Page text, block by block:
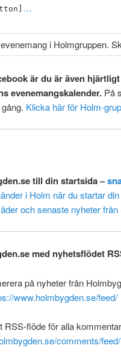
…
är du är även
evenemangskalender. På
Klicka här för Holm-
till din startsida –
i Holm när du startar
och senaste nyheter
med nyhetsflödet
på nyheter från
www.holmbygden.se/feed/
RSS-flöde för alla
comments/feed/